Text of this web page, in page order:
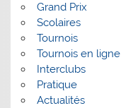
Grand Prix
Scolaires
Tournois
Tournois en ligne
Interclubs
Pratique
Actualités